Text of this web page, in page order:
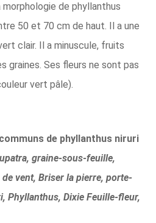
morphologie de phyllanthus
50 et 70 cm de haut. Il a une
clair. Il a minuscule, fruits
graines. Ses fleurs ne sont pas
vert pâle).
de phyllanthus niruri
graine-sous-feuille,
vent, Briser la pierre, porte-
Phyllanthus, Dixie Feuille-fleur,